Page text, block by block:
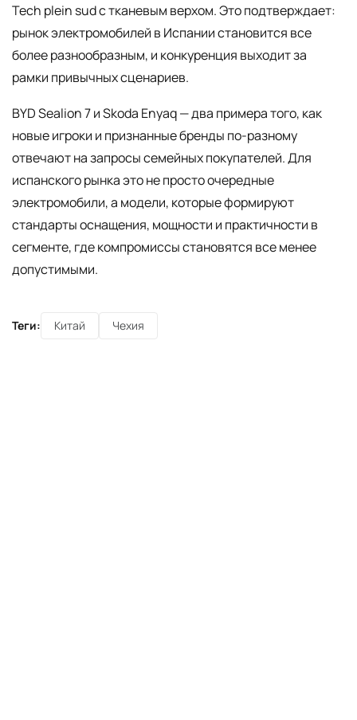
Tech plein sud с тканевым верхом. Это подтверждает:
рынок электромобилей в Испании становится все
более разнообразным, и конкуренция выходит за
рамки привычных сценариев.
BYD Sealion 7 и Skoda Enyaq — два примера того, как
новые игроки и признанные бренды по-разному
отвечают на запросы семейных покупателей. Для
испанского рынка это не просто очередные
электромобили, а модели, которые формируют
стандарты оснащения, мощности и практичности в
сегменте, где компромиссы становятся все менее
допустимыми.
Теги: Китай Чехия